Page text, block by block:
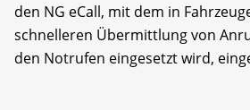
den NG eCall, mit dem in
schnelleren Übermittlung von
den Notrufen eingesetzt wird,